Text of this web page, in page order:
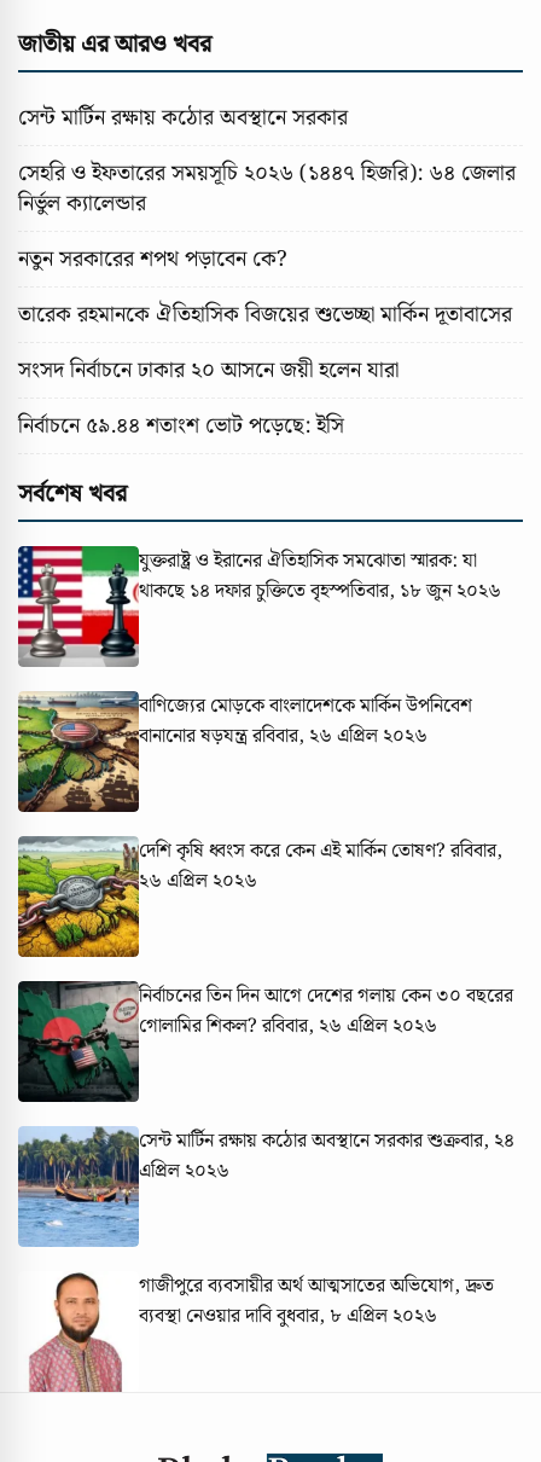
জাতীয় এর আরও খবর
সেন্ট মার্টিন রক্ষায় কঠোর অবস্থানে সরকার
সেহরি ও ইফতারের সময়সূচি ২০২৬ (১৪৪৭ হিজরি): ৬৪ জেলার
নির্ভুল ক্যালেন্ডার
নতুন সরকারের শপথ পড়াবেন কে?
তারেক রহমানকে ঐতিহাসিক বিজয়ের শুভেচ্ছা মার্কিন দূতাবাসের
সংসদ নির্বাচনে ঢাকার ২০ আসনে জয়ী হলেন যারা
নির্বাচনে ৫৯.৪৪ শতাংশ ভোট পড়েছে: ইসি
সর্বশেষ খবর
যুক্তরাষ্ট্র ও ইরানের ঐতিহাসিক সমঝোতা স্মারক: যা
থাকছে ১৪ দফার চুক্তিতেবৃহস্পতিবার, ১৮ জুন ২০২৬
বাণিজ্যের মোড়কে বাংলাদেশকে মার্কিন উপনিবেশ
বানানোর ষড়যন্ত্ররবিবার, ২৬ এপ্রিল ২০২৬
দেশি কৃষি ধ্বংস করে কেন এই মার্কিন তোষণ? রবিবার,
২৬ এপ্রিল ২০২৬
নির্বাচনের তিন দিন আগে দেশের গলায় কেন ৩০ বছরের
গোলামির শিকল? রবিবার, ২৬ এপ্রিল ২০২৬
সেন্ট মার্টিন রক্ষায় কঠোর অবস্থানে সরকারশুক্রবার, ২৪
এপ্রিল ২০২৬
গাজীপুরে ব্যবসায়ীর অর্থ আত্মসাতের অভিযোগ, দ্রুত
ব্যবস্থা নেওয়ার দাবিবুধবার, ৮ এপ্রিল ২০২৬